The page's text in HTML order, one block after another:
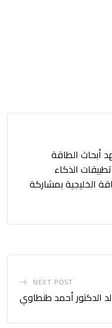
أبحاث الطاقة
الذكاء
الخليجية بمشاركة
NEXT POST
الدكتور أحمد طنطاوي